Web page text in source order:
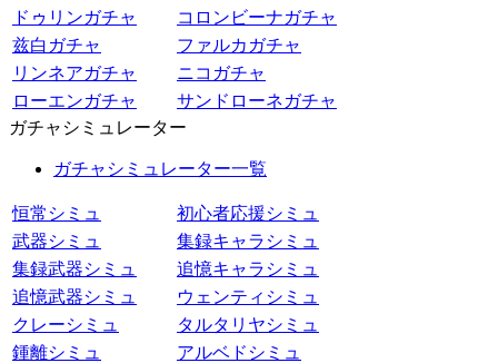
ドゥリンガチャ
コロンビーナガチャ
兹白ガチャ
ファルカガチャ
リンネアガチャ
ニコガチャ
ローエンガチャ
サンドローネガチャ
ガチャシミュレーター
ガチャシミュレーター一覧
恒常シミュ
初心者応援シミュ
武器シミュ
集録キャラシミュ
集録武器シミュ
追憶キャラシミュ
追憶武器シミュ
ウェンティシミュ
クレーシミュ
タルタリヤシミュ
鍾離シミュ
アルベドシミュ